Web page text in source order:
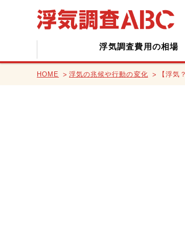
浮気調査費用の相場
HOME 浮気の兆候や行動の変化 【浮気